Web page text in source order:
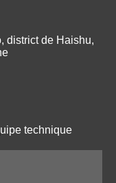
district de Haishu,
technique​​​​​​​